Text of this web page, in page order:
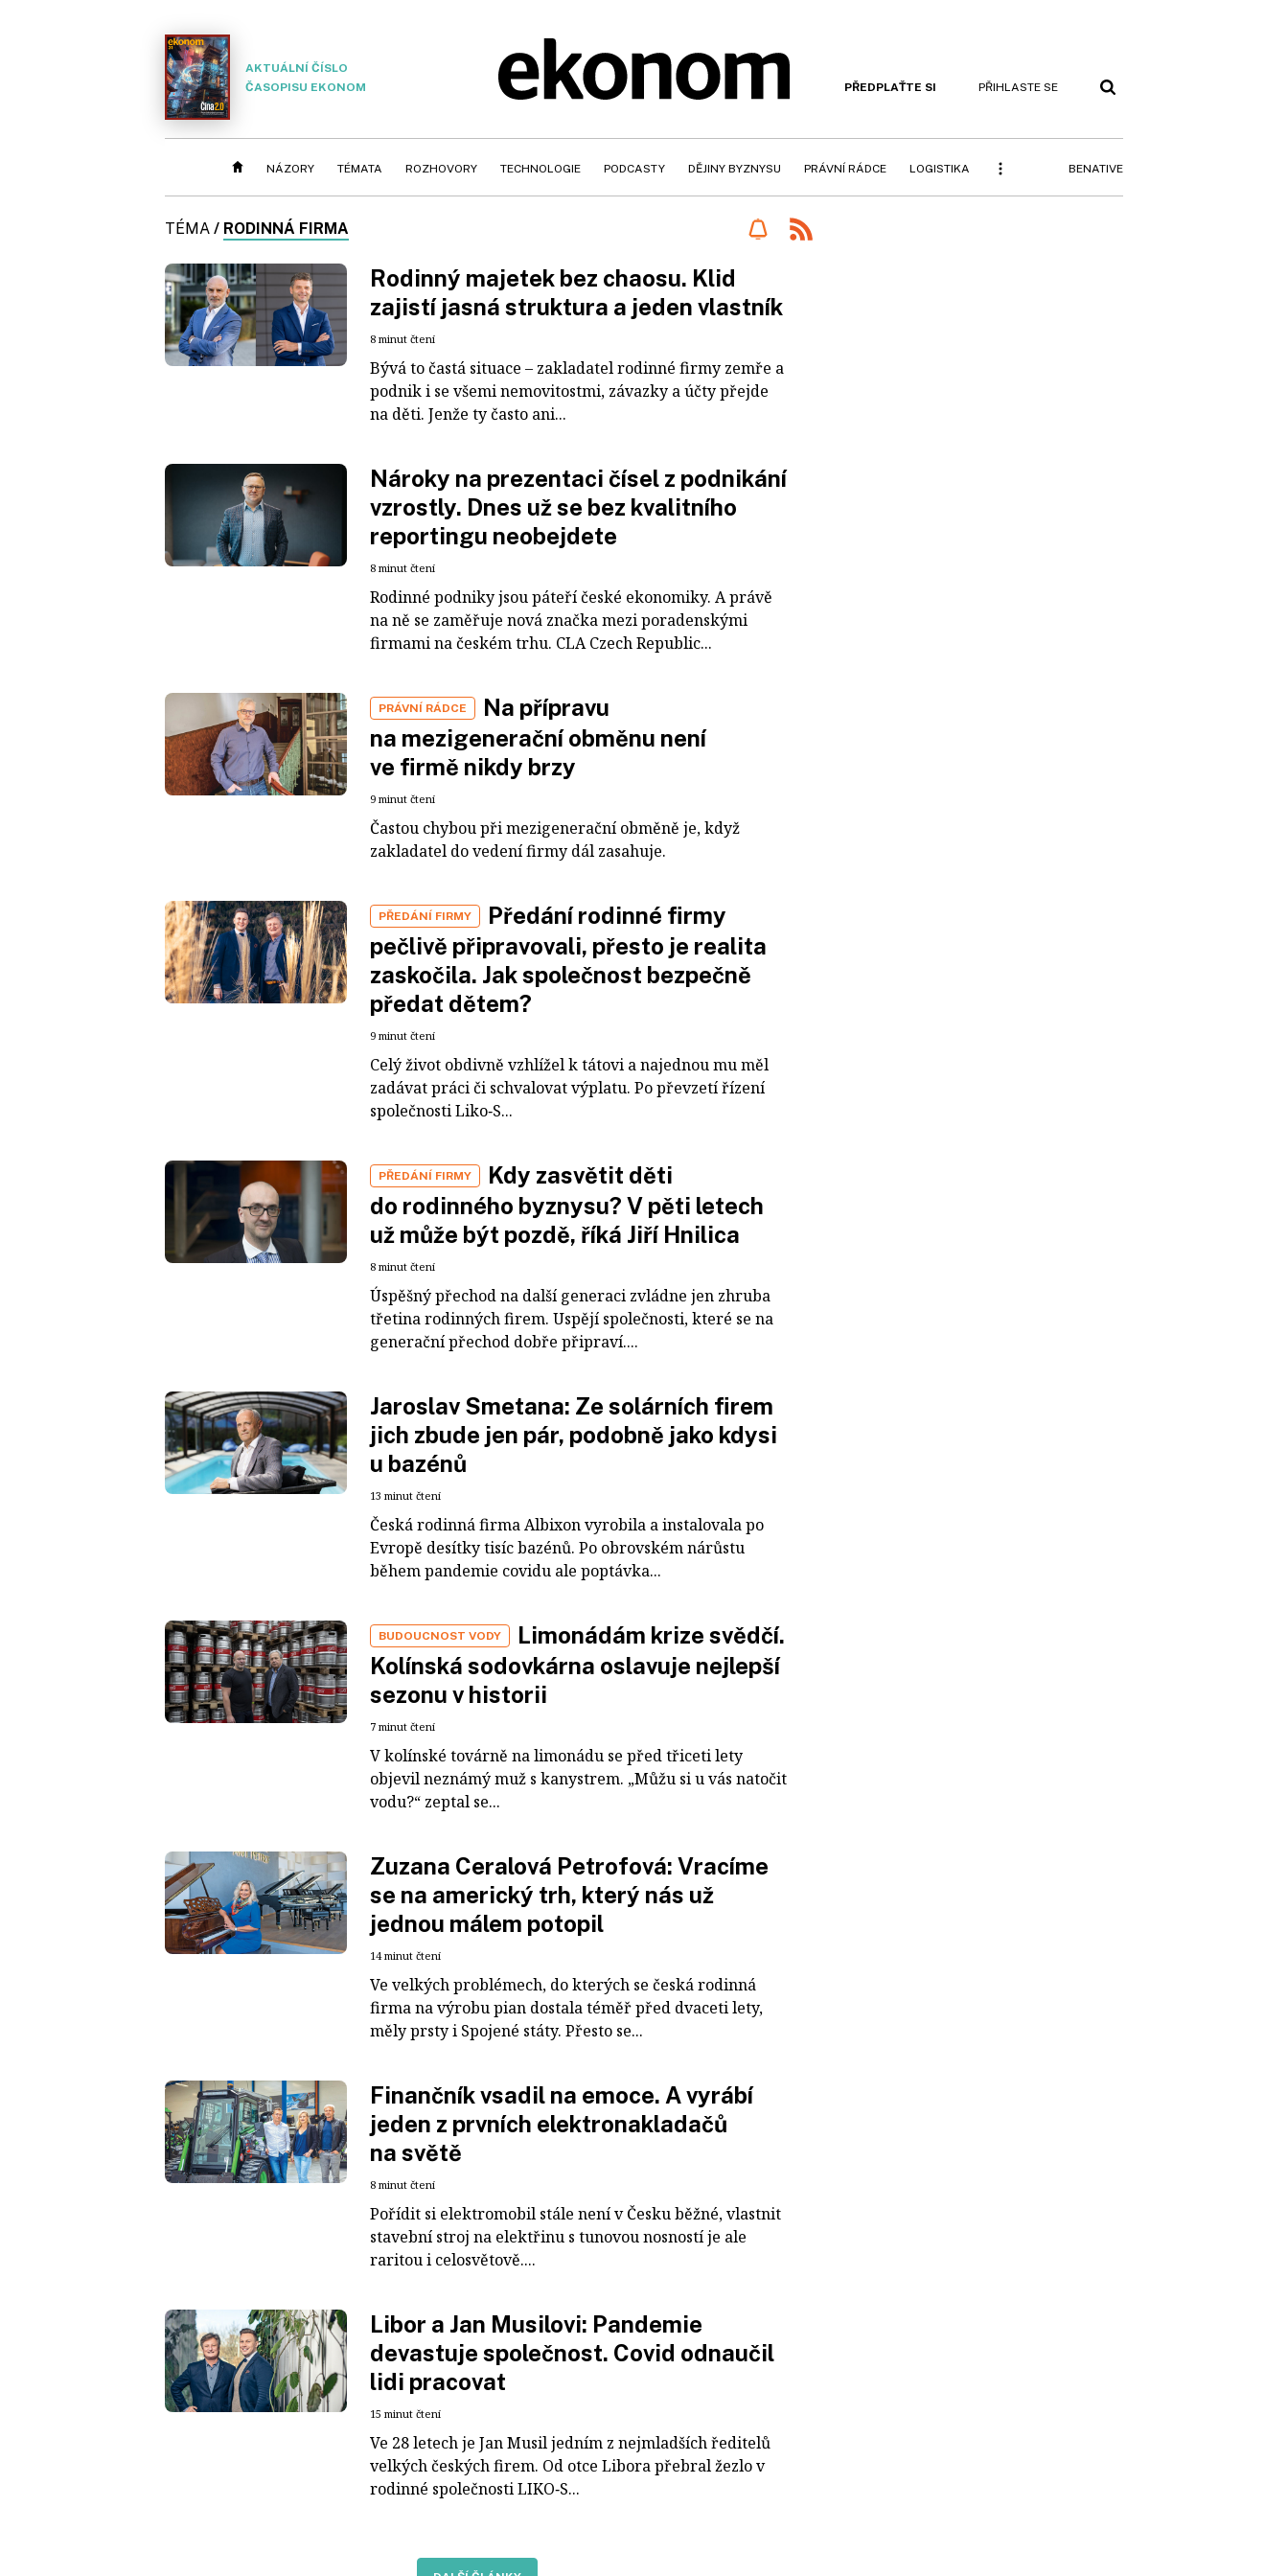
AKTUÁLNÍ ČÍSLO
ČASOPISU EKONOM
PŘEDPLAŤTE SI PŘIHLASTE SE
NÁZORY TÉMATA ROZHOVORY TECHNOLOGIE PODCASTY DĚJINY BYZNYSU PRÁVNÍ RÁDCE LOGISTIKA BENATIVE
TÉMA / RODINNÁ FIRMA
Rodinný majetek bez chaosu. Klid
zajistí jasná struktura a jeden vlastník
8 minut čtení
Bývá to častá situace – zakladatel rodinné firmy zemře a
podnik i se všemi nemovitostmi, závazky a účty přejde
na děti. Jenže ty často ani...
Nároky na prezentaci čísel z podnikání
vzrostly. Dnes už se bez kvalitního
reportingu neobejdete
8 minut čtení
Rodinné podniky jsou páteří české ekonomiky. A právě
na ně se zaměřuje nová značka mezi poradenskými
firmami na českém trhu. CLA Czech Republic...
PRÁVNÍ RÁDCE
Na přípravu
na mezigenerační obměnu není
ve firmě nikdy brzy
9 minut čtení
Častou chybou při mezigenerační obměně je, když
zakladatel do vedení firmy dál zasahuje.
PŘEDÁNÍ FIRMY
Předání rodinné firmy
pečlivě připravovali, přesto je realita
zaskočila. Jak společnost bezpečně
předat dětem?
9 minut čtení
Celý život obdivně vzhlížel k tátovi a najednou mu měl
zadávat práci či schvalovat výplatu. Po převzetí řízení
společnosti Liko‑S...
PŘEDÁNÍ FIRMY
Kdy zasvětit děti
do rodinného byznysu? V pěti letech
už může být pozdě, říká Jiří Hnilica
8 minut čtení
Úspěšný přechod na další generaci zvládne jen zhruba
třetina rodinných firem. Uspějí společnosti, které se na
generační přechod dobře připraví....
Jaroslav Smetana: Ze solárních firem
jich zbude jen pár, podobně jako kdysi
u bazénů
13 minut čtení
Česká rodinná firma Albixon vyrobila a instalovala po
Evropě desítky tisíc bazénů. Po obrovském nárůstu
během pandemie covidu ale poptávka...
BUDOUCNOST VODY
Limonádám krize svědčí.
Kolínská sodovkárna oslavuje nejlepší
sezonu v historii
7 minut čtení
V kolínské továrně na limonádu se před třiceti lety
objevil neznámý muž s kanystrem. „Můžu si u vás natočit
vodu?“ zeptal se...
Zuzana Ceralová Petrofová: Vracíme
se na americký trh, který nás už
jednou málem potopil
14 minut čtení
Ve velkých problémech, do kterých se česká rodinná
firma na výrobu pian dostala téměř před dvaceti lety,
měly prsty i Spojené státy. Přesto se...
Finančník vsadil na emoce. A vyrábí
jeden z prvních elektronakladačů
na světě
8 minut čtení
Pořídit si elektromobil stále není v Česku běžné, vlastnit
stavební stroj na elektřinu s tunovou nosností je ale
raritou i celosvětově....
Libor a Jan Musilovi: Pandemie
devastuje společnost. Covid odnaučil
lidi pracovat
15 minut čtení
Ve 28 letech je Jan Musil jedním z nejmladších ředitelů
velkých českých firem. Od otce Libora přebral žezlo v
rodinné společnosti LIKO‑S...